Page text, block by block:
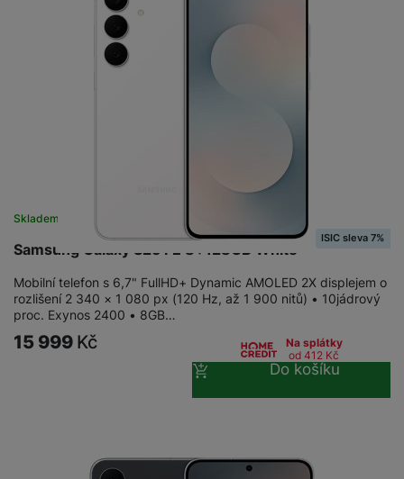
Samsung Galaxy S25 FE 8+128GB White
Skladem
ISIC sleva 7%
Mobilní telefon s 6,7" FullHD+ Dynamic AMOLED 2X displejem o
rozlišení 2 340 × 1 080 px (120 Hz, až 1 900 nitů) • 10jádrový
proc. Exynos 2400 • 8GB…
15 999 Kč
Na splátky
od 412 Kč
Do košíku